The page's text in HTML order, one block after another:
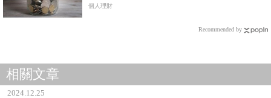
事
個人理財
Recommended by
相關文章
2024.12.25